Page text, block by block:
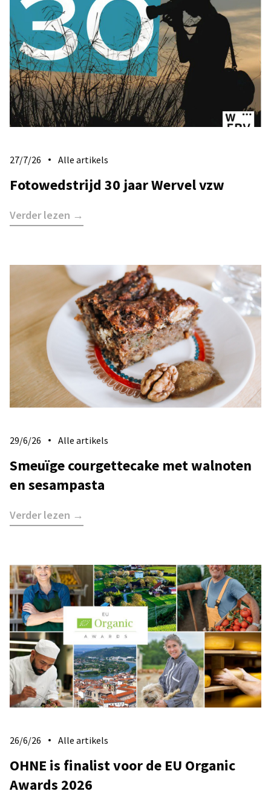
27/7/26 Alle artikels
Fotowedstrijd 30 jaar Wervel vzw
Verder lezen →
29/6/26 Alle artikels
​Smeuïge courgettecake met walnoten
en sesampasta
Verder lezen →
26/6/26 Alle artikels
​OHNE is finalist voor de EU Organic
Awards 2026